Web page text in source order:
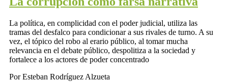
La política, en complicidad con el poder judicial, utiliza las
tramas del desfalco para condicionar a sus rivales de turno. A su
vez, el tópico del robo al erario público, al tomar mucha
relevancia en el debate público, despolitiza a la sociedad y
fortalece a los actores de poder concentrado
Por Esteban Rodríguez Alzueta